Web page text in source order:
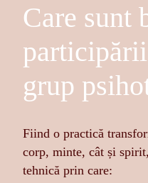
Care sunt
grup
Fiind o practică
corp, minte, cât și
tehnică prin care: